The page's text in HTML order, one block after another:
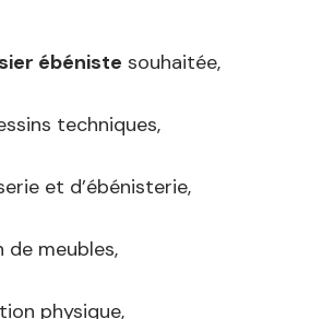
ébéniste souhaitée,
techniques,
et d’ébénisterie,
meubles,
physique,